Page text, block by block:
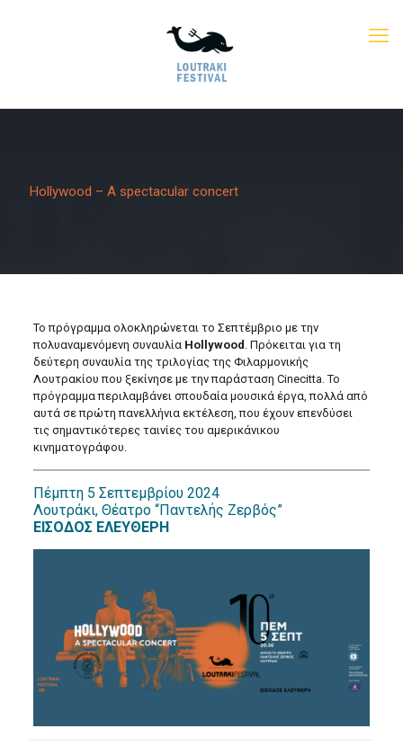
Hollywood – A spectacular concert
Το πρόγραμμα ολοκληρώνεται το Σεπτέμβριο με την
πολυαναμενόμενη συναυλία Hollywood . Πρόκειται για τη
δεύτερη συναυλία της τριλογίας της Φιλαρμονικής
Λουτρακίου που ξεκίνησε με την παράσταση Cinecitta. Το
πρόγραμμα περιλαμβάνει σπουδαία μουσικά έργα, πολλά από
αυτά σε πρώτη πανελλήνια εκτέλεση, που έχουν επενδύσει
τις σημαντικότερες ταινίες του αμερικάνικου
κινηματογράφου.
Πέμπτη 5 Σεπτεμβρίου 2024
Λουτράκι, Θέατρο “Παντελής Ζερβός”
ΕΙΣΟΔΟΣ ΕΛΕΥΘΕΡΗ